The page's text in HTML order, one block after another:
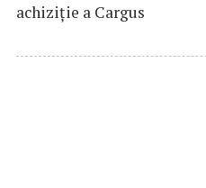
achiziție a Cargus